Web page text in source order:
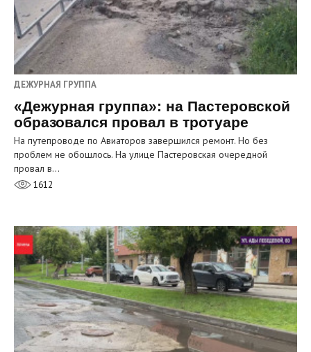
ДЕЖУРНАЯ ГРУППА
«Дежурная группа»: на Пастеровской
образовался провал в тротуаре
На путепроводе по Авиаторов завершился ремонт. Но без
проблем не обошлось. На улице Пастеровская очередной
провал в…
1612